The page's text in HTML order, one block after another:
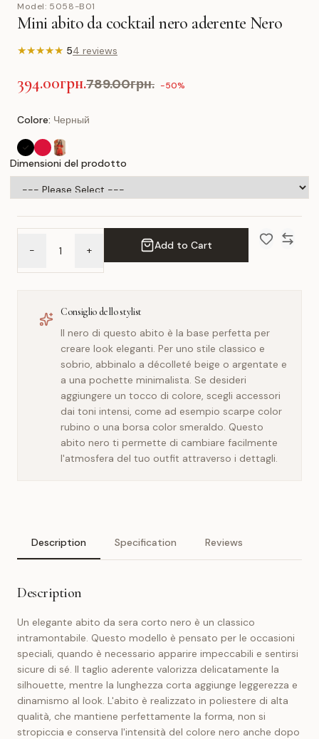
Model: 5058-B01
Mini abito da cocktail nero aderente Nero
★★★★★ 54 reviews
394.00грн.789.00грн. -50%
Colore: Черный
Dimensioni del prodotto
- + Add to Cart
Consiglio dello stylist
Il nero di questo abito è la base perfetta per
creare look eleganti. Per uno stile classico e
sobrio, abbinalo a décolleté beige o argentate e
a una pochette minimalista. Se desideri
aggiungere un tocco di colore, scegli accessori
dai toni intensi, come ad esempio scarpe color
rubino o una borsa color smeraldo. Questo
abito nero ti permette di cambiare facilmente
l'atmosfera del tuo outfit attraverso i dettagli.
Description Specification Reviews
Description
Un elegante abito da sera corto nero è un classico
intramontabile. Questo modello è pensato per le occasioni
speciali, quando è necessario apparire impeccabili e sentirsi
sicure di sé. Il taglio aderente valorizza delicatamente la
silhouette, mentre la lunghezza corta aggiunge leggerezza e
dinamismo al look. L'abito è realizzato in poliestere di alta
qualità, che mantiene perfettamente la forma, non si
stropiccia e conserva l'intensità del colore nero anche dopo